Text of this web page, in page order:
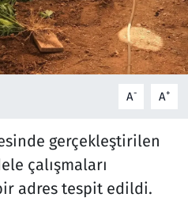
A- A+
gerçekleştirilen
çalışmaları
adres tespit edildi.